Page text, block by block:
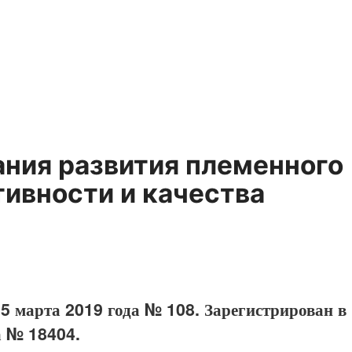
развития племенного
и качества
марта 2019 года № 108. Зарегистрирован в
№ 18404.